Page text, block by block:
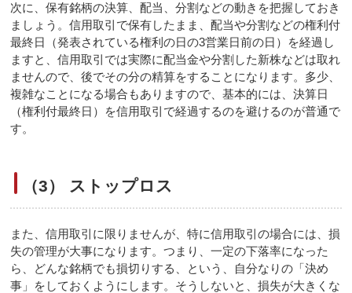
次に、保有銘柄の決算、配当、分割などの動きを把握しておき
ましょう。信用取引で保有したまま、配当や分割などの権利付
最終日（発表されている権利の日の3営業日前の日）を経過し
ますと、信用取引では実際に配当金や分割した新株などは取れ
ませんので、後でその分の精算をすることになります。多少、
複雑なことになる場合もありますので、基本的には、決算日
（権利付最終日）を信用取引で経過するのを避けるのが普通で
す。
（3） ストップロス
また、信用取引に限りませんが、特に信用取引の場合には、損
失の管理が大事になります。つまり、一定の下落率になった
ら、どんな銘柄でも損切りする、という、自分なりの「決め
事」をしておくようにします。そうしないと、損失が大きくな